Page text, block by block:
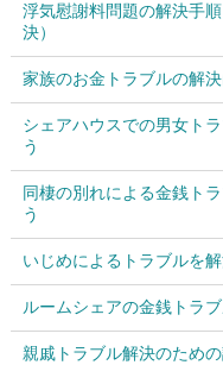
浮気慰謝料問題の解決手
決）
家族のお金トラブルの解
シェアハウスでの男女ト
う
同棲の別れによる金銭ト
う
いじめによるトラブルを
ルームシェアの金銭トラ
親戚トラブル解決のため